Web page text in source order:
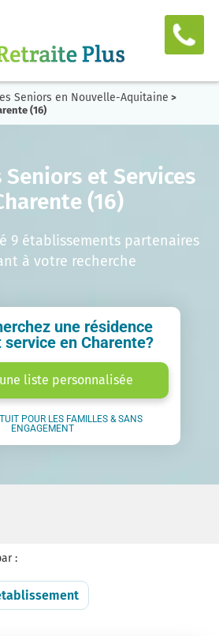
Seniors en Nouvelle-Aquitaine >
(16)
Seniors et Services
(16)
9 établissements partenaires
à votre recherche
une résidence
en Charente?
liste personnalisée
POUR LES FAMILLES & SANS
ENGAGEMENT
: